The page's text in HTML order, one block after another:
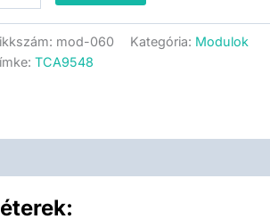
mod-060 Kategória: Modulok
TCA9548